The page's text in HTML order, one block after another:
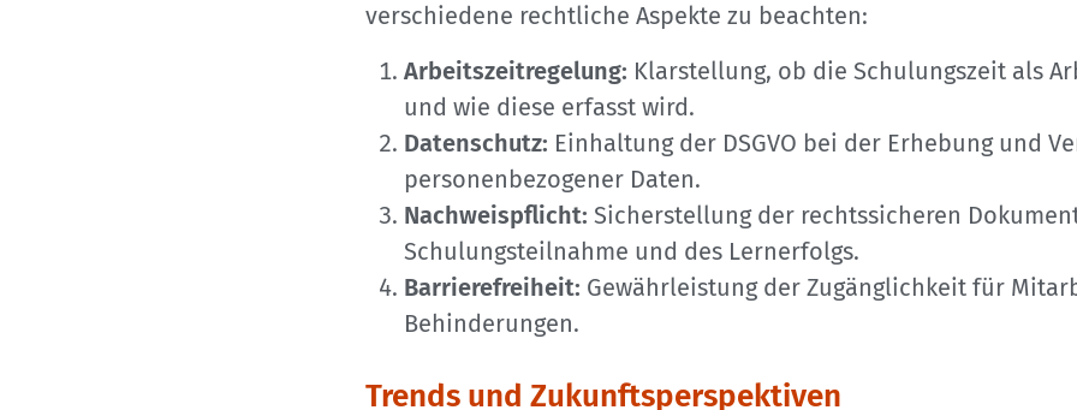
verschiedene rechtliche Aspekte zu beachten:
Arbeitszeitregelung: Klarstellung, ob die Schulungszeit als
und wie diese erfasst wird.
Datenschutz: Einhaltung der DSGVO bei der Erhebung und
personenbezogener Daten.
Nachweispflicht: Sicherstellung der rechtssicheren
Schulungsteilnahme und des Lernerfolgs.
Barrierefreiheit: Gewährleistung der Zugänglichkeit für
Behinderungen.
Trends und Zukunftsperspektiven